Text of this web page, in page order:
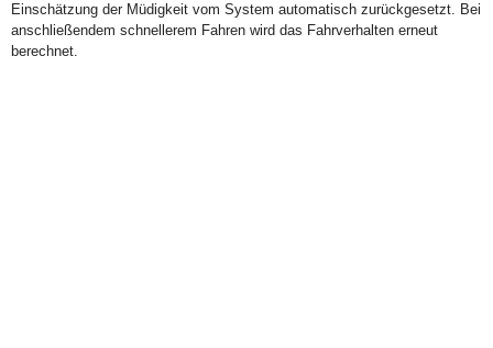
Einschätzung der Müdigkeit vom System automatisch zurückgesetzt. Bei
anschließendem schnellerem Fahren wird das Fahrverhalten erneut
berechnet.